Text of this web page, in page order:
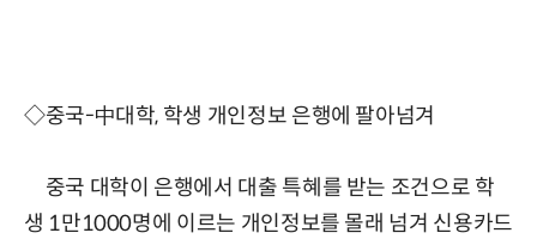
◇중국-中대학, 학생 개인정보 은행에 팔아넘겨
중국 대학이 은행에서 대출 특혜를 받는 조건으로 학
생 1만1000명에 이르는 개인정보를 몰래 넘겨 신용카드